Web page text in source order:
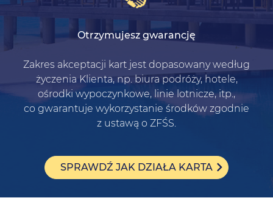
Otrzymujesz gwarancję
Zakres akceptacji kart jest dopasowany według
życzenia Klienta, np. biura podróży, hotele,
ośrodki wypoczynkowe, linie lotnicze, itp.,
co gwarantuje wykorzystanie środków zgodnie
z ustawą o ZFŚS.
SPRAWDŹ JAK DZIAŁA KARTA